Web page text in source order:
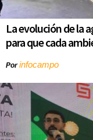
La evolución de la
para que cada
Porinfocampo